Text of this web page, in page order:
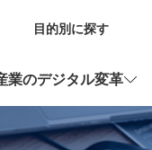
目的別に探す
業のデジタル変革